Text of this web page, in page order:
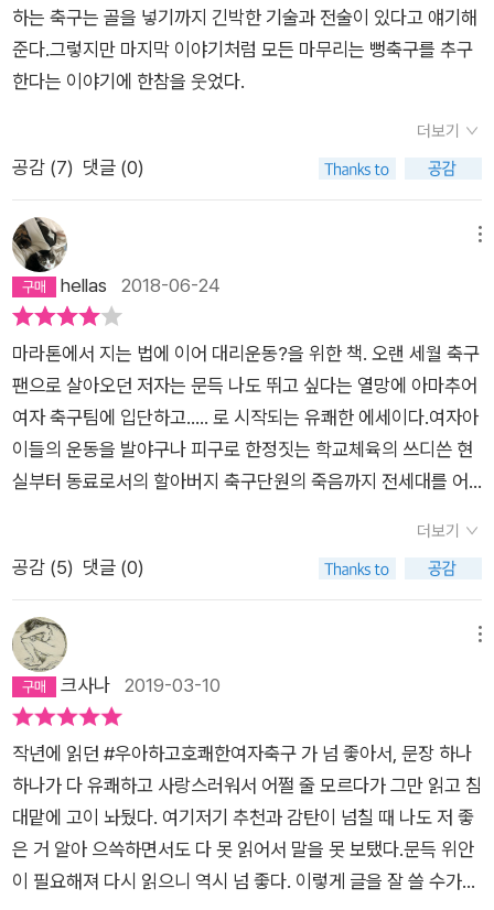
를 소환하는실력은 어디서 오는 것인가.===============
==========================(176)골키퍼의 선방
에 막혀튀어나온 공을 리바운드해서 골로 연결하는 것, 그러니까
‘툭 쳐서 주워 먹기’를 드디어 성공했는데, 하필 골키퍼가 나였다.
저 시나리오에서 골키퍼도 내가 되고 주워 먹는 사람도 내가 될
수 있었다니,정말 생각지도 못한 대반전이다. 마치 폴란드 영화
학교2학년생이 실존주의에 대해 고민하다가 써낸 단편 영화 시
나리오 같다. 살면서 내가 골을넣는다는 것도 매우 현실성 없는
불가능의 영역이라고 생각했는데, 살면서 내가 자책골을 넣는다
두 가지가 ‘동시에’ 일어났다. 축구가 진짜 이렇게 전복적인 종합
예술이시다.===============================
==========먼저 읽은 이들이 왜 극찬을 했는지 알겠더구
나. 1.여자가 축구를 좋아한다고 하면 보통 보는 것을 이야기하는
거야. 2002년월드컵 이후에는 여자들도 축구 보는 것을 많이들
좋아하는 것 같더구나. 그 이전까지만 해도 여자들이가장 싫어하
는 이야기로 축구 이야기가 3등이었고, 1등이군대에서 축구 한
여자들도 많아졌지만, 유럽 축구를 좋아하는 여자들은 아빠 주변
에 없는 것 같아. 예전에재미있게 읽은 소설 <아내가 결혼했다>
의 여자주인공이 바르셀로나와 유럽축구의 광팬으로 나왔던 것
이 기억나는구나. 이 책의 지은이 김혼비도 브라질의전설적인 축
구선수 호나우두에 반해서 그가 뛰었던 유럽축구에 빠졌었다고
하는구나.================================
=========(36-37)나는 어느 날 우연히호나우두가 스텝오
버하는 장면을 보고 충격을 받았다. 보통 헛다리를 짚을 때는 달
리는 속도가 확 줄기마련인데 그런 기색 하나 없이 수비수들을 휙
까지나 하고 싶을 일인가?’싶었다. 난 체육 시간이 끔찍하게 싫었
다. 100m 달리기가 특히 싫었는데, 체육 선생님은 80m쯤에 서
서 “야, 그게 뛰는 거냐? 걷는 거냐?” 호통을 치며 내 허벅지를
겨냥해 몽둥이를 휘둘러 댔었다. 체육 시간에 내가 배운 건 대체
로, 두려움과 수치심이었다. 하지만 그때에도 체육 시간이 되면
운동장을 보면서 한 번도 설레 본 적 없는 나로서는 절대로 이해
할 수 없을 것 같은 작가의 열망을 나는 처음으로 생각해 보게 되
었다. 몇 해 전 유난히 운동장이 큰 학교에서 근무할 때다. 무척
더운 여름이 시작되어 방학만을 애타게 기다리고 있을 즈음이었
다. 공을 차는 애들이 끊이질 않던 운동장도 타오르는 햇빛 아래
며칠째 비어있었다. 오후 들어 먹구름이 몰려들더니, 하필 수업이
끝나갈 때 쯤 굉장한 비가 퍼붓기 시작했다. 앞을 가리는 굵은 빗
줄기에 퇴근을 주저하며 창밖을 내다보다가 한 무리의 아이들을
발견했다. 운동장이 하도 넓어서 게다가 굵은 빗줄기에 가려 누군
웃통을 벗고, 팬티바람에, 맨발로, 쏟아지는 비를 맞으며 축구를
하고 있었다. 어이없어 웃으면서도 애들이 왜 그러는지 궁금해 하
지는 않았다. 그저 ‘축구가 저렇게도 좋구나, 미친 녀석들...’하고
말았다. 그런데 나는 이 작가에게는 왜 축구가 하고 싶었는지 궁
금해 했다. 세상에 이렇게 어리석은 질문이 어디 있을까? 그냥 재
밌으니까. 그것 이상 뭐 어떤 이유가 있을 수 있을까? 내 딸 아이
는데, 그 잔디밭에는 절대 들어가면 안 된다고, 그래서 빙 둘러 걸
어 나와야 한다던 딸의 투덜거림이 생각난다. 그 잔디밭은 도대체
왜 거기에 그렇게 아름답게 있기만 했을까? 체육 소녀들이 씩씩
하게 자라서 축구하는 모습을 자주, 심상하게, 아무 것도 궁금해
하지 않으며 직관할 수 있었으면 좋겠다. 언젠가 있을 작가의 첫
하는 축구는 골을 넣기까지 긴박한 기술과 전술이 있다고 얘기해
준다.그렇지만 마지막 이야기처럼 모든 마무리는 뻥축구를 추구
한다는 이야기에 한참을 웃었다.
더보기
공감 (7) 댓글 (0)
hellas 2018-06-24
마라톤에서 지는 법에 이어 대리운동?을 위한 책. 오랜 세월 축구
팬으로 살아오던 저자는 문득 나도 뛰고 싶다는 열망에 아마추어
여자 축구팀에 입단하고..... 로 시작되는 유쾌한 에세이다.여자아
이들의 운동을 발야구나 피구로 한정짓는 학교체육의 쓰디쓴 현
실부터 동료로서의 할아버지 축구단원의 죽음까지 전세대를 어
는지 모르겠다는 전형적인 솔로플레이어인 저자가 팀 스포츠를
하면서 겪게 되는 에피소드들도 무척 재밌다.팀 동료들의 축구 입
지만 곧 그 어쩌다보니... 도 충분한 계기가 될 수 있음을 깨닫게
된다. 생각해보니 내가 가지고 있는 자잘한 취미들도 강렬한 욕구
에서 비롯된 것들은 별로 없고, 동생이 친구가 같이 하자고 꼬득
니 어떤 ‘계기’라는 것이 얼마나 우연히 찾아오는지 절실하게 공
감하게 되었다.중간중간 크게 빵빵 터지는 웃음도 있고, 체육인들
의 피땀을 느끼게 하기도 하고, 운동장이란 것도 결국 작은 세상
이라는 걸 깨닫게 하기도 한다. 대리 운동의 역할도 충분하고, 열
심히 아마추어 리그에서 뛰고 있는 선수들도, 지금은 피치를 떠나
더보기
공감 (5) 댓글 (0)
크사나 2019-03-10
작년에 읽던 #우아하고호쾌한여자축구 가 넘 좋아서, 문장 하나
하나가 다 유쾌하고 사랑스러워서 어쩔 줄 모르다가 그만 읽고 침
대맡에 고이 놔뒀다. 여기저기 추천과 감탄이 넘칠 때 나도 저 좋
은 거 알아 으쓱하면서도 다 못 읽어서 말을 못 보탰다.문득 위안
이 필요해져 다시 읽으니 역시 넘 좋다. 이렇게 글을 잘 쓸 수가